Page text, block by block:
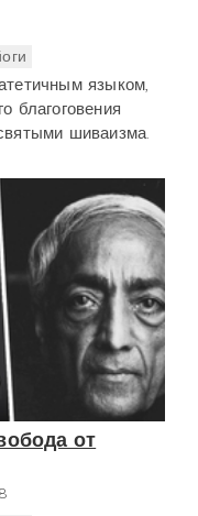
языком,
благоговения
шиваизма.
от